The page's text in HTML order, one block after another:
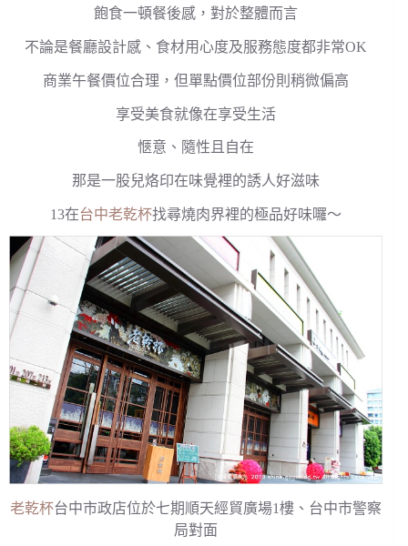
飽食一頓餐後感，對於整體而言
不論是餐廳設計感、食材用心度及服務態度都非常OK
商業午餐價位合理，但單點價位部份則稍微偏高
享受美食就像在享受生活
愜意、隨性且自在
那是一股兒烙印在味覺裡的誘人好滋味
13在台中老乾杯找尋燒肉界裡的極品好味囉～
老乾杯台中市政店位於七期順天經貿廣場1樓、台中市警察
局對面